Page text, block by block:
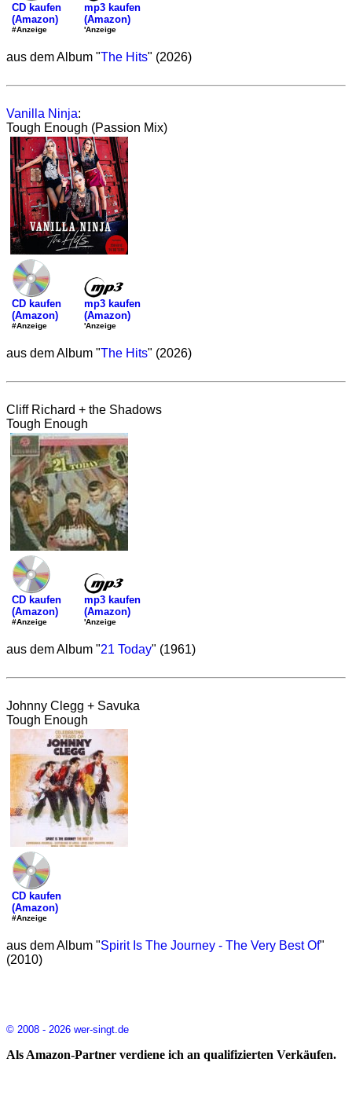
CD kaufen
(Amazon)
#Anzeige
mp3 kaufen
(Amazon)
'Anzeige
aus dem Album "The Hits" (2026)
Vanilla Ninja:
Tough Enough (Passion Mix)
CD kaufen
(Amazon)
#Anzeige
mp3 kaufen
(Amazon)
'Anzeige
aus dem Album "The Hits" (2026)
Cliff Richard + the Shadows
Tough Enough
CD kaufen
(Amazon)
#Anzeige
mp3 kaufen
(Amazon)
'Anzeige
aus dem Album "21 Today" (1961)
Johnny Clegg + Savuka
Tough Enough
CD kaufen
(Amazon)
#Anzeige
aus dem Album "Spirit Is The Journey - The Very Best Of"
(2010)
© 2008 - 2026 wer-singt.de
Als Amazon-Partner verdiene ich an qualifizierten Verkäufen.